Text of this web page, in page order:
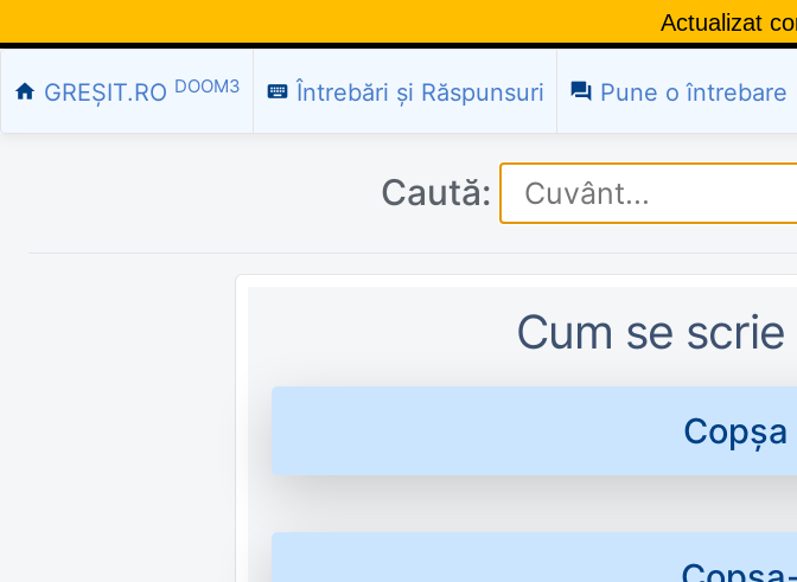
Actualizat
home GREȘIT.RO DOOM3 keyboard Întrebări și Răspunsuri question_answer Pune o întrebare
Caută:
Cum se